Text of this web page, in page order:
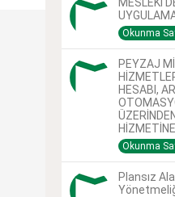
Okunma
PEYZAJ
HESABI,
Okunma
Plansız